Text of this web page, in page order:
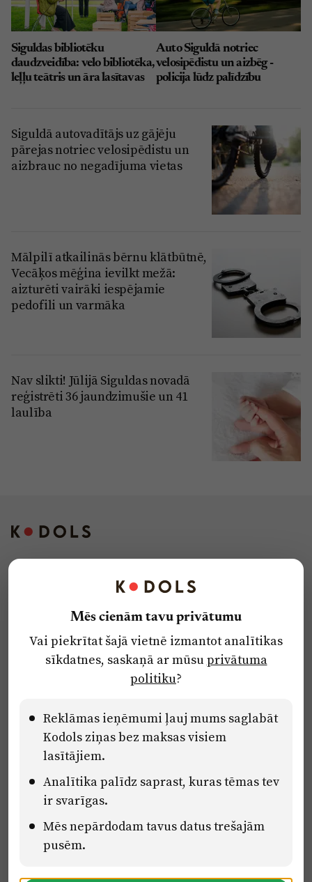
Siguldas bibliotēku
daudzveidība: velo bibliotēka,
leļļu teātris un āra lasītavas
Auto Siguldā notriec
velosipēdistu un aizbēg -
policija lūdz palīdzību
Siguldā autovadītājs uz gājēju
pārejas notriec velosipēdistu un
aizbrauc no negadījuma vietas
Mālpilī atkailinās bērnu klātbūtnē,
Vecāķos mēģina ievilkt mežā:
aizturēti vairāki iespējamie
pedofili un varmāka
Nav slikti! Jūlijā Siguldas novadā
reģistrēti 36 jaundzimušie un 41
laulība
Privātuma politika
Ētikas kodekss
Pārredzamības paziņojumi
Eiropas Savienības Atveseļošanas un noturības mehānisma plāna
2.2. reformu un investīciju virziena “Uzņēmumu digitālā
transformācija un inovācijas” 2.2.1.5.i. investīcijas “Mediju nozares
uzņēmumu digitālās transformācijas veicināšana” pasākuma
“Mācības mediju nozares speciālistu digitālās kompetences un
zināšanu pilnveidošanai” projektā Latvijas Mediju nozares
kompetenču centrs (2.2.1.5.i.0/2/24/A/CFLA/001).
Mēs cienām tavu privātumu
Vai piekrītat šajā vietnē izmantot analītikas
sīkdatnes, saskaņā ar mūsuprivātuma
politiku?
Reklāmas ieņēmumi ļauj mums saglabāt
Kodols ziņas bez maksas visiem
lasītājiem.
Analītika palīdz saprast, kuras tēmas tev
ir svarīgas.
Mēs nepārdodam tavus datus trešajām
pusēm.